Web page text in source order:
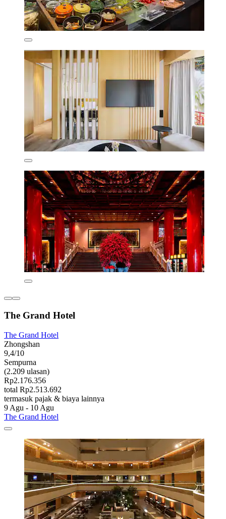
The Grand Hotel
The Grand Hotel
Zhongshan
9,4/10
Sempurna
(2.209 ulasan)
Rp2.176.356
total Rp2.513.692
termasuk pajak & biaya lainnya
9 Agu - 10 Agu
The Grand Hotel